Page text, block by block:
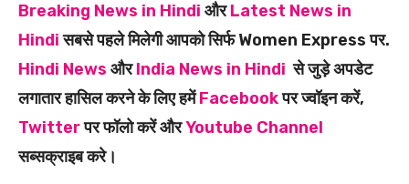
Breaking News in Hindi औरLatest News in
Hindiसबसे पहले मिलेगी आपको सिर्फ Women Express पर.
Hindi News औरIndia News in Hindi से जुड़े अपडेट
लगातार हासिल करने के लिए हमेंFacebookपर ज्वॉइन करें,
Twitterपर फॉलो करें औरYoutube Channel
सब्सक्राइब करे।